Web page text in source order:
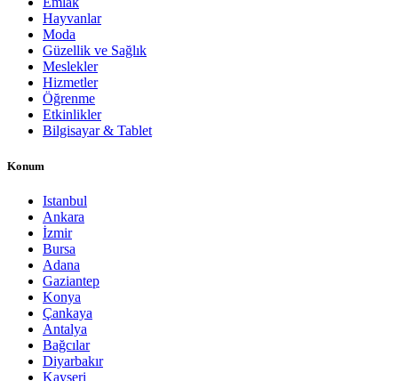
Hayvanlar
Moda
Güzellik ve Sağlık
Meslekler
Hizmetler
Öğrenme
Etkinlikler
Bilgisayar & Tablet
Konum
Istanbul
Ankara
İzmir
Bursa
Adana
Gaziantep
Konya
Çankaya
Antalya
Bağcılar
Diyarbakır
Kayseri